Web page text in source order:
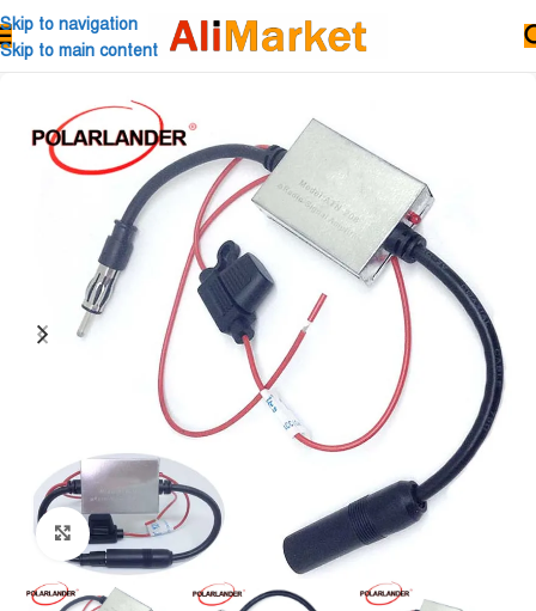
Skip to navigation
Skip to main content
Click to enlarge